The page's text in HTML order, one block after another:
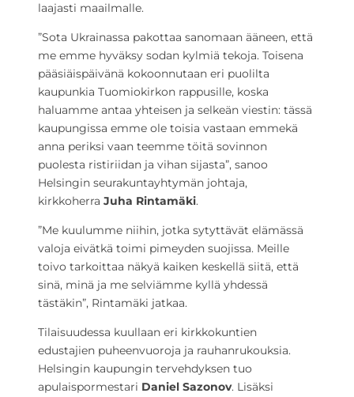
laajasti maailmalle.
”Sota Ukrainassa pakottaa sanomaan ääneen, että
me emme hyväksy sodan kylmiä tekoja. Toisena
pääsiäispäivänä kokoonnutaan eri puolilta
kaupunkia Tuomiokirkon rappusille, koska
haluamme antaa yhteisen ja selkeän viestin: tässä
kaupungissa emme ole toisia vastaan emmekä
anna periksi vaan teemme töitä sovinnon
puolesta ristiriidan ja vihan sijasta”, sanoo
Helsingin seurakuntayhtymän johtaja,
kirkkoherra Juha Rintamäki.
”Me kuulumme niihin, jotka sytyttävät elämässä
valoja eivätkä toimi pimeyden suojissa. Meille
toivo tarkoittaa näkyä kaiken keskellä siitä, että
sinä, minä ja me selviämme kyllä yhdessä
tästäkin”, Rintamäki jatkaa.
Tilaisuudessa kuullaan eri kirkkokuntien
edustajien puheenvuoroja ja rauhanrukouksia.
Helsingin kaupungin tervehdyksen tuo
apulaispormestari Daniel Sazonov. Lisäksi